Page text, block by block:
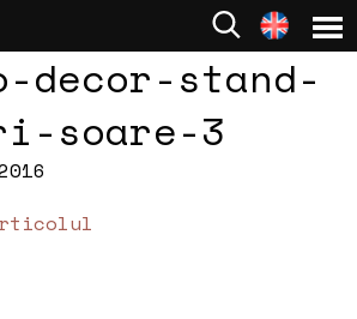
decor-stand-
soare-3